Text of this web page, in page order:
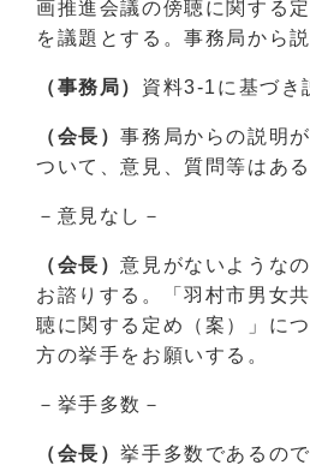
画推進会議の傍聴に関する
を議題とする。事務局から
（事務局） 資料3-1に基づき
（会長）事務局からの説明
ついて、意見、質問等はある
－意見なし－
（会長）意見がないような
お諮りする。「羽村市男女
聴に関する定め（案）」に
方の挙手をお願いする。
－挙手多数－
（会長）挙手多数であるの